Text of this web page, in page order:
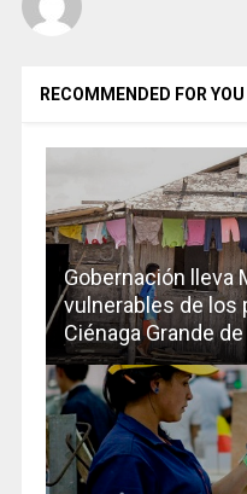
RECOMMENDED FOR YOU
Gobernación lleva
vulnerables de los
Ciénaga Grande